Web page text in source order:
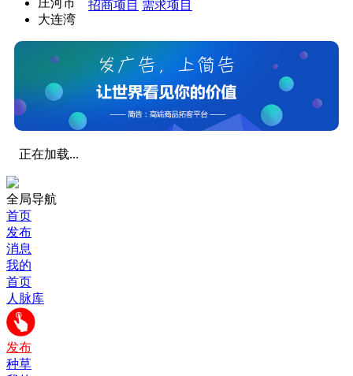
庄河市
大连湾
招商项目 需求项目
正在加载...
全局导航
首页
发布
消息
我的
首页
人脉库
发布
种草